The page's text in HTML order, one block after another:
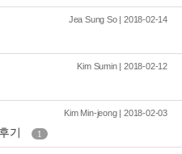
Jea Sung So | 2018-02-14
Kim Sumin | 2018-02-12
Kim Min-jeong | 2018-02-03
기 1